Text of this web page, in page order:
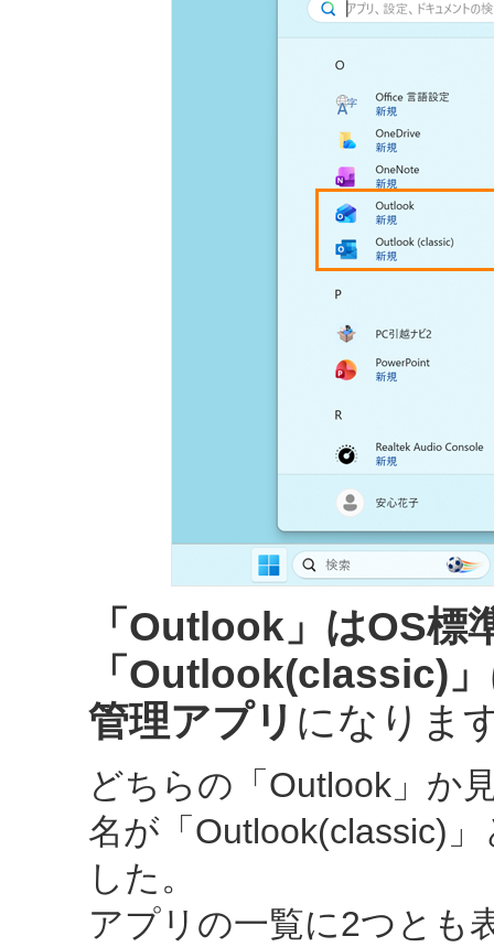
「Outlook」はOS標
「Outlook(classic)
管理アプリ になりま
どちらの「Outlook」か
名が「Outlook(classic)
した。
アプリの一覧に2つとも